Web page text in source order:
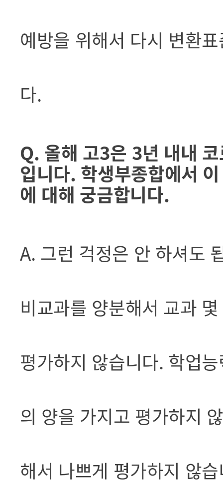
예방을 위해서 다시 변환
다.
Q. 올해 고3은 3년 내내
입니다. 학생부종합에서
에 대해 궁금합니다.
A. 그런 걱정은 안 하셔도
비교과를 양분해서 교과
평가하지 않습니다. 학업
의 양을 가지고 평가하지
해서 나쁘게 평가하지 않